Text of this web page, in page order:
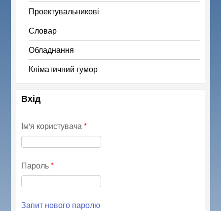
Проектувальникові
Словар
Обладнання
Кліматичний гумор
Вхід
Ім'я користувача*
Пароль*
Запит нового паролю